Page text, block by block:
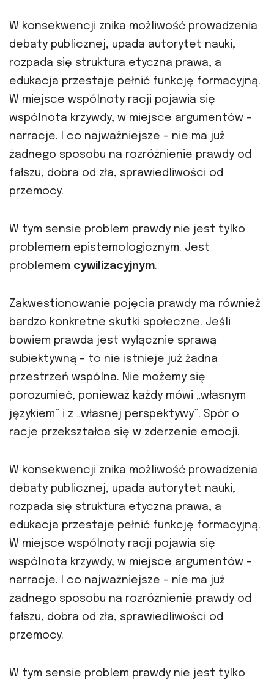
W konsekwencji znika możliwość prowadzenia
debaty publicznej, upada autorytet nauki,
rozpada się struktura etyczna prawa, a
edukacja przestaje pełnić funkcję formacyjną.
W miejsce wspólnoty racji pojawia się
wspólnota krzywdy, w miejsce argumentów –
narracje. I co najważniejsze – nie ma już
żadnego sposobu na rozróżnienie prawdy od
fałszu, dobra od zła, sprawiedliwości od
przemocy.
W tym sensie problem prawdy nie jest tylko
problemem epistemologicznym. Jest
problemem cywilizacyjnym.
Zakwestionowanie pojęcia prawdy ma również
bardzo konkretne skutki społeczne. Jeśli
bowiem prawda jest wyłącznie sprawą
subiektywną – to nie istnieje już żadna
przestrzeń wspólna. Nie możemy się
porozumieć, ponieważ każdy mówi „własnym
językiem” i z „własnej perspektywy”. Spór o
racje przekształca się w zderzenie emocji.
W konsekwencji znika możliwość prowadzenia
debaty publicznej, upada autorytet nauki,
rozpada się struktura etyczna prawa, a
edukacja przestaje pełnić funkcję formacyjną.
W miejsce wspólnoty racji pojawia się
wspólnota krzywdy, w miejsce argumentów –
narracje. I co najważniejsze – nie ma już
żadnego sposobu na rozróżnienie prawdy od
fałszu, dobra od zła, sprawiedliwości od
przemocy.
W tym sensie problem prawdy nie jest tylko